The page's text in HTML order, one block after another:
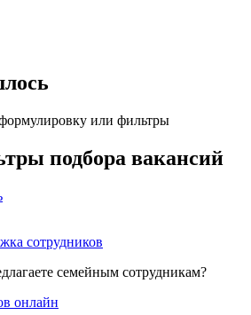
или фильтры
подбора вакансий
сотрудников
семейным сотрудникам?
онлайн